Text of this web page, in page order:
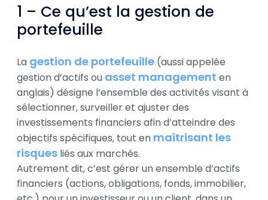
1 – Ce qu’est la gestion de
portefeuille
La gestion de portefeuille (aussi appelée
gestion d’actifs ou asset management en
anglais) désigne l’ensemble des activités visant à
sélectionner, surveiller et ajuster des
investissements financiers afin d’atteindre des
objectifs spécifiques, tout en maîtrisant les
risques liés aux marchés.
Autrement dit, c’est gérer un ensemble d’actifs
financiers (actions, obligations, fonds, immobilier,